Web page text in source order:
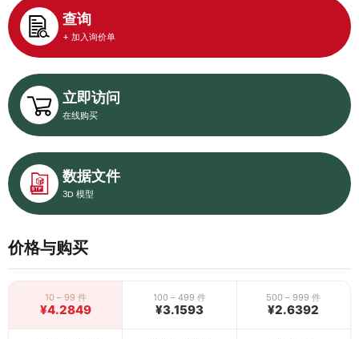
查询
+ 加入询价单
立即访问
在线购买
数据文件
3D 模型
价格与购买
10 – 99 件
¥4.2849
100 – 499 件
¥3.1593
500 – 999 件
¥2.6392